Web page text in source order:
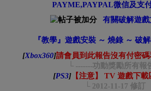
PAYME,PAYPAL微信及支
有關破解遊戲
『教學』遊戲安裝 ～ 燒錄 ～ 破
[Xbox360]請會員到此報告沒有付密
└ -------功動獎勵所有報
[PS3]【注意】 TV 遊戲下
└ 2012-11-17 修訂